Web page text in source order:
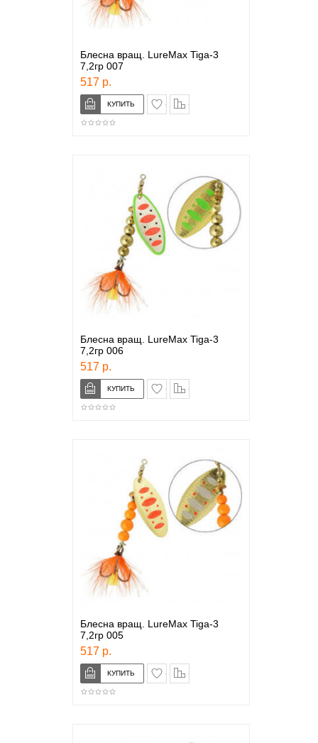
Блесна вращ. LureMax Tiga-3
7,2гр 007
517 р.
в закладки
Блесна вращ. LureMax Tiga-3
7,2гр 006
517 р.
в закладки
Блесна вращ. LureMax Tiga-3
7,2гр 005
517 р.
в закладки